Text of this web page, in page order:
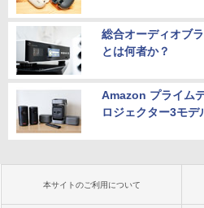
総合オーディオブ
とは何者か？
Amazon プライム
ロジェクター3モデ
本サイトのご利用について